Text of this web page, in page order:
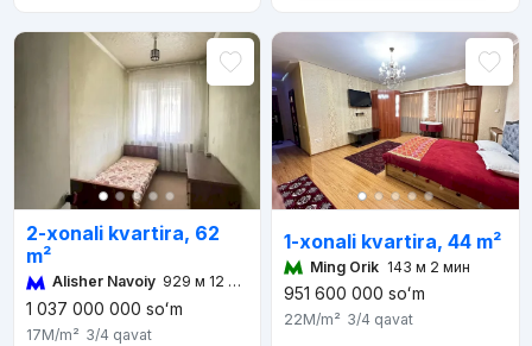
2-xonali kvartira, 62
m²
Alisher Navoiy 929 м 12 мин
1 037 000 000 soʻm
17M/m² 3/4 qavat
1-xonali kvartira, 44 m²
Ming Orik 143 м 2 мин
951 600 000 soʻm
22M/m² 3/4 qavat